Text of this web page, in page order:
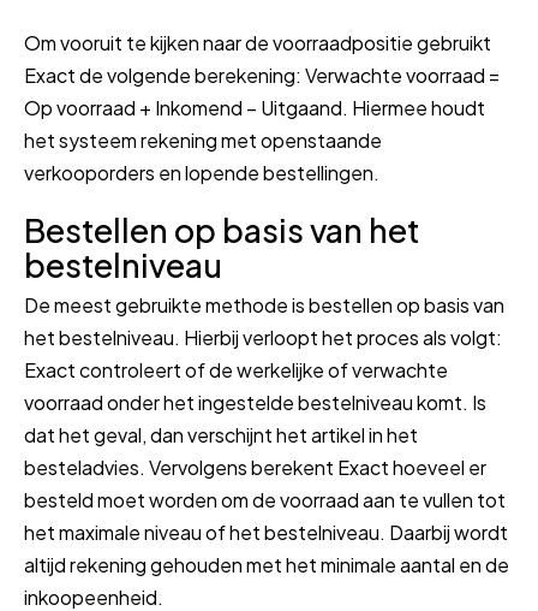
Om vooruit te kijken naar de voorraadpositie gebruikt
Exact de volgende berekening: Verwachte voorraad =
Op voorraad + Inkomend – Uitgaand. Hiermee houdt
het systeem rekening met openstaande
verkooporders en lopende bestellingen.
Bestellen op basis van het
bestelniveau
De meest gebruikte methode is bestellen op basis van
het bestelniveau. Hierbij verloopt het proces als volgt:
Exact controleert of de werkelijke of verwachte
voorraad onder het ingestelde bestelniveau komt. Is
dat het geval, dan verschijnt het artikel in het
besteladvies. Vervolgens berekent Exact hoeveel er
besteld moet worden om de voorraad aan te vullen tot
het maximale niveau of het bestelniveau. Daarbij wordt
altijd rekening gehouden met het minimale aantal en de
inkoopeenheid.